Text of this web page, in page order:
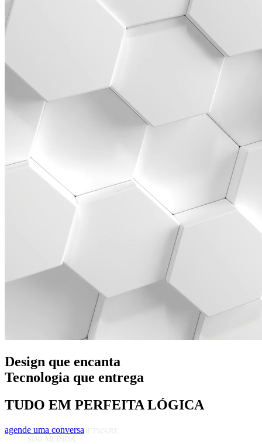
Design que encanta
Tecnologia que entrega
TUDO EM PERFEITA LÓGICA
agende uma conversa
CRIAÇÃO DE SOFTWARE
SOB MEDIDA